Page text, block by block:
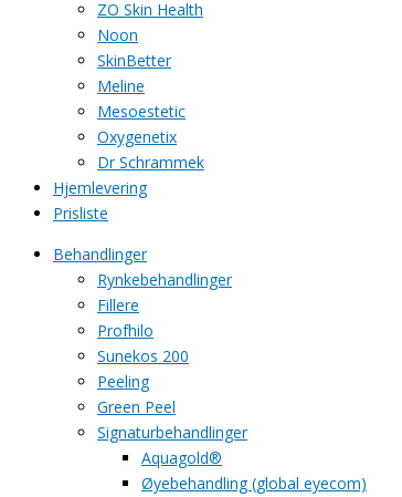
ZO Skin Health
Noon
SkinBetter
Meline
Mesoestetic
Oxygenetix
Dr Schrammek
Hjemlevering
Prisliste
Behandlinger
Rynkebehandlinger
Fillere
Profhilo
Sunekos 200
Peeling
Green Peel
Signaturbehandlinger
Aquagold®
Øyebehandling (global eyecom)